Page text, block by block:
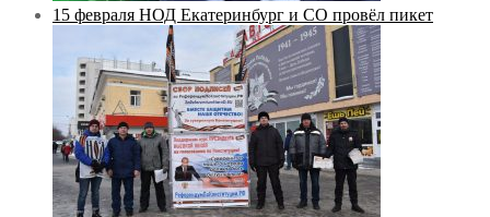
15 февраля НОД Екатеринбург и СО провёл пикет